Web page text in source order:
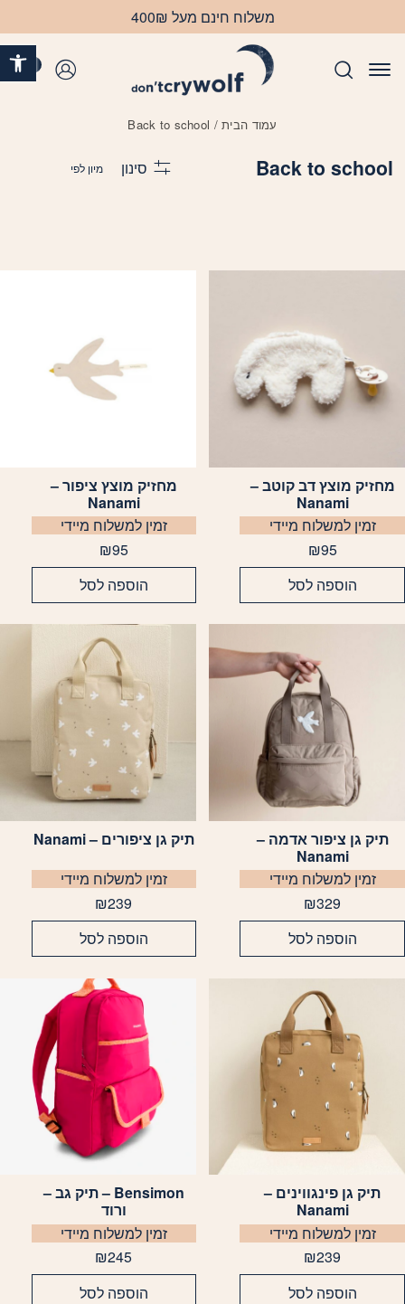
משלוח חינם מעל 400₪
עמוד הבית/ Back to school
Back to school סינון
מחזיק מוצץ דב קוטב –
Nanami
זמין למשלוח מיידי
₪95
הוספה לסל
מחזיק מוצץ ציפור –
Nanami
זמין למשלוח מיידי
₪95
הוספה לסל
תיק גן ציפור אדמה –
Nanami
זמין למשלוח מיידי
₪329
הוספה לסל
תיק גן ציפורים – Nanami
זמין למשלוח מיידי
₪239
הוספה לסל
תיק גן פינגווינים –
Nanami
זמין למשלוח מיידי
₪239
הוספה לסל
Bensimon – תיק גב –
ורוד
זמין למשלוח מיידי
₪245
הוספה לסל